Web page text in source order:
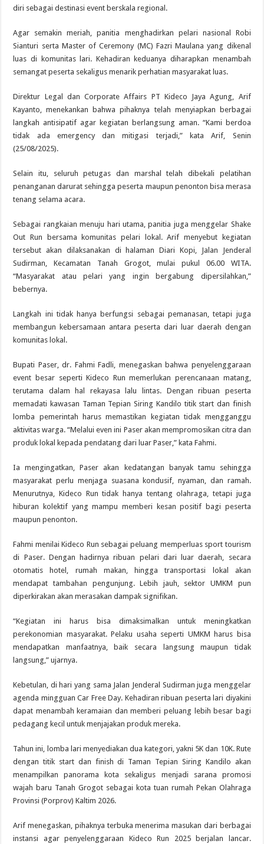
diri sebagai destinasi event berskala regional.
Agar semakin meriah, panitia menghadirkan pelari nasional Robi
Sianturi serta Master of Ceremony (MC) Fazri Maulana yang dikenal
luas di komunitas lari. Kehadiran keduanya diharapkan menambah
semangat peserta sekaligus menarik perhatian masyarakat luas.
Direktur Legal dan Corporate Affairs PT Kideco Jaya Agung, Arif
Kayanto, menekankan bahwa pihaknya telah menyiapkan berbagai
langkah antisipatif agar kegiatan berlangsung aman. “Kami berdoa
tidak ada emergency dan mitigasi terjadi,” kata Arif, Senin
(25/08/2025).
Selain itu, seluruh petugas dan marshal telah dibekali pelatihan
penanganan darurat sehingga peserta maupun penonton bisa merasa
tenang selama acara.
Sebagai rangkaian menuju hari utama, panitia juga menggelar Shake
Out Run bersama komunitas pelari lokal. Arif menyebut kegiatan
tersebut akan dilaksanakan di halaman Diari Kopi, Jalan Jenderal
Sudirman, Kecamatan Tanah Grogot, mulai pukul 06.00 WITA.
“Masyarakat atau pelari yang ingin bergabung dipersilahkan,”
bebernya.
Langkah ini tidak hanya berfungsi sebagai pemanasan, tetapi juga
membangun kebersamaan antara peserta dari luar daerah dengan
komunitas lokal.
Bupati Paser, dr. Fahmi Fadli, menegaskan bahwa penyelenggaraan
event besar seperti Kideco Run memerlukan perencanaan matang,
terutama dalam hal rekayasa lalu lintas. Dengan ribuan peserta
memadati kawasan Taman Tepian Siring Kandilo titik start dan finish
lomba pemerintah harus memastikan kegiatan tidak mengganggu
aktivitas warga. “Melalui even ini Paser akan mempromosikan citra dan
produk lokal kepada pendatang dari luar Paser,” kata Fahmi.
Ia mengingatkan, Paser akan kedatangan banyak tamu sehingga
masyarakat perlu menjaga suasana kondusif, nyaman, dan ramah.
Menurutnya, Kideco Run tidak hanya tentang olahraga, tetapi juga
hiburan kolektif yang mampu memberi kesan positif bagi peserta
maupun penonton.
Fahmi menilai Kideco Run sebagai peluang memperluas sport tourism
di Paser. Dengan hadirnya ribuan pelari dari luar daerah, secara
otomatis hotel, rumah makan, hingga transportasi lokal akan
mendapat tambahan pengunjung. Lebih jauh, sektor UMKM pun
diperkirakan akan merasakan dampak signifikan.
“Kegiatan ini harus bisa dimaksimalkan untuk meningkatkan
perekonomian masyarakat. Pelaku usaha seperti UMKM harus bisa
mendapatkan manfaatnya, baik secara langsung maupun tidak
langsung,” ujarnya.
Kebetulan, di hari yang sama Jalan Jenderal Sudirman juga menggelar
agenda mingguan Car Free Day. Kehadiran ribuan peserta lari diyakini
dapat menambah keramaian dan memberi peluang lebih besar bagi
pedagang kecil untuk menjajakan produk mereka.
Tahun ini, lomba lari menyediakan dua kategori, yakni 5K dan 10K. Rute
dengan titik start dan finish di Taman Tepian Siring Kandilo akan
menampilkan panorama kota sekaligus menjadi sarana promosi
wajah baru Tanah Grogot sebagai kota tuan rumah Pekan Olahraga
Provinsi (Porprov) Kaltim 2026.
Arif menegaskan, pihaknya terbuka menerima masukan dari berbagai
instansi agar penyelenggaraan Kideco Run 2025 berjalan lancar.